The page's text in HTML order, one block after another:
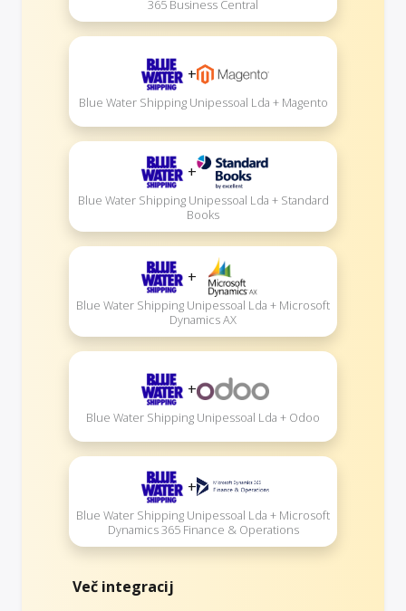
365 Business Central
+
Blue Water Shipping Unipessoal Lda + Magento
+
Blue Water Shipping Unipessoal Lda + Standard
Books
+
Blue Water Shipping Unipessoal Lda + Microsoft
Dynamics AX
+
Blue Water Shipping Unipessoal Lda + Odoo
+
Blue Water Shipping Unipessoal Lda + Microsoft
Dynamics 365 Finance & Operations
Več integracij